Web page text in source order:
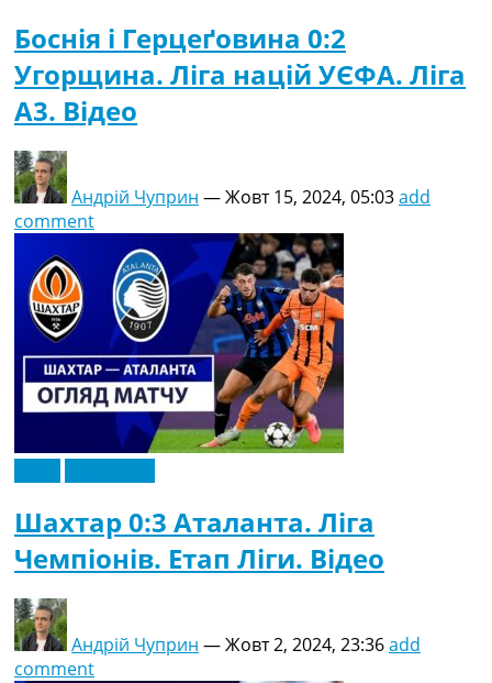
Боснія і Герцеґовина 0:2
Угорщина. Ліга націй УЄФА. Ліга
A3. Відео
Андрій Чуприн —Жовт 15, 2024, 05:03add
comment
Шахтар 0:3 Аталанта. Ліга
Чемпіонів. Етап Ліги. Відео
Андрій Чуприн —Жовт 2, 2024, 23:36add
comment